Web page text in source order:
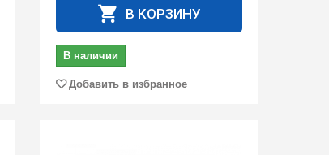
В КОРЗИНУ
В наличии
Добавить в избранное